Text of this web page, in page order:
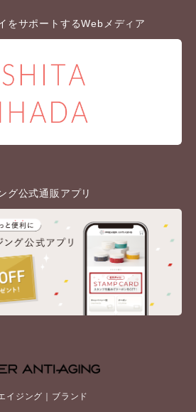
をサポートするWebメディア
グ公式通販アプリ
イジング｜ブランド